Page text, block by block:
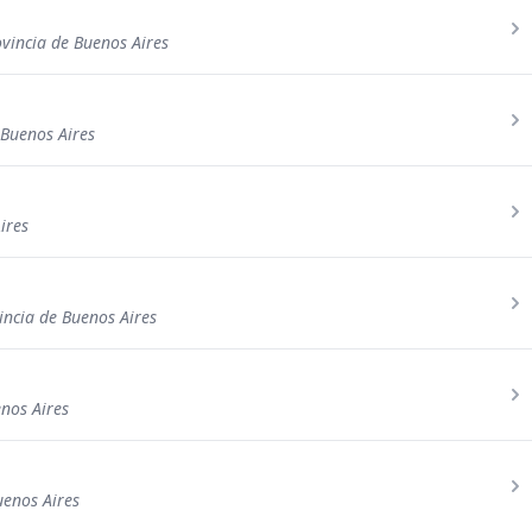
de Buenos Aires
Aires
de Buenos Aires
Aires
Aires